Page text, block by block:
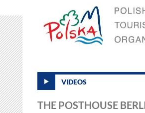
VIDEOS
THE POSTHOUSE